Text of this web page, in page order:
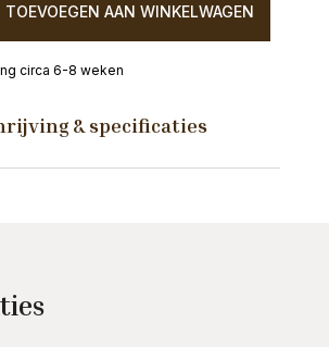
TOEVOEGEN AAN WINKELWAGEN
circa 6-8 weken
& specificaties